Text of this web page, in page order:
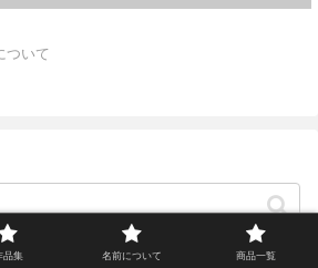
ついて
品集 名前について 商品一覧